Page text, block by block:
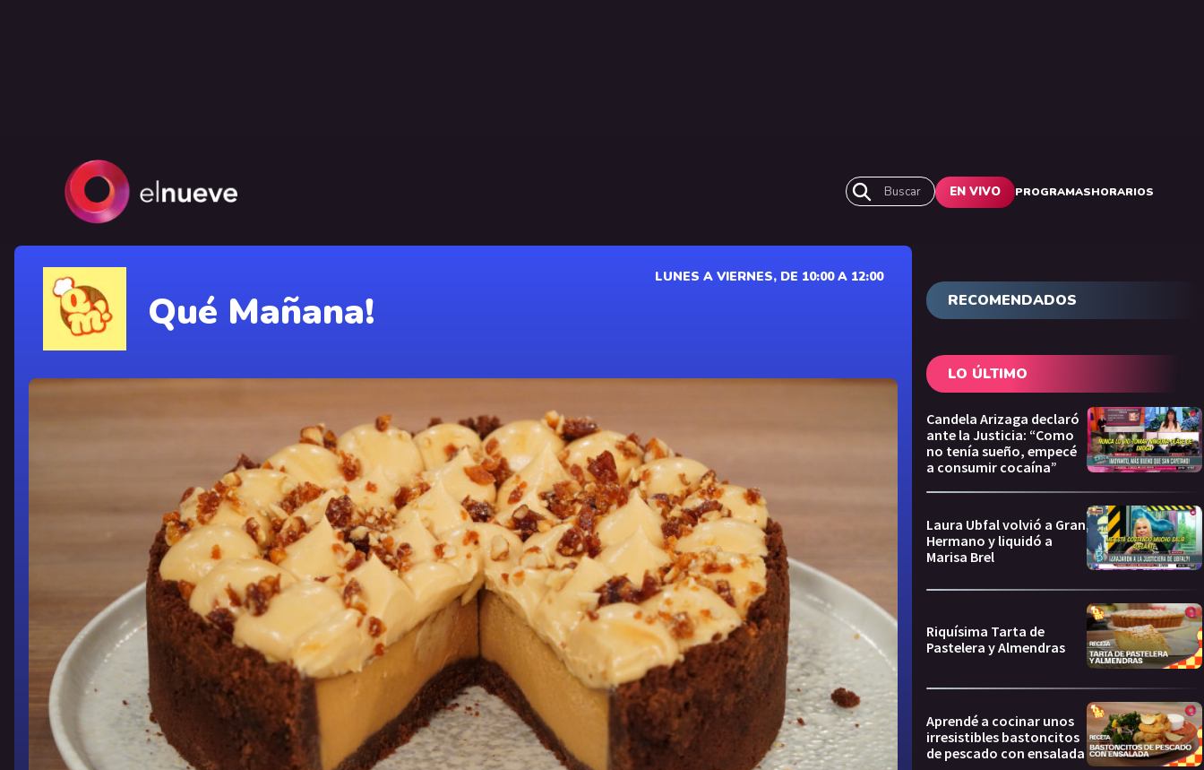
Buscar EN VIVO PROGRAMASHORARIOS
Qué Mañana!
LUNES A VIERNES, DE 10:00 A 12:00
RECOMENDADOS
LO ÚLTIMO
Candela Arizaga declaró
ante la Justicia: “Como
no tenía sueño, empecé
a consumir cocaína”
Laura Ubfal volvió a Gran
Hermano y liquidó a
Marisa Brel
Riquísima Tarta de
Pastelera y Almendras
Aprendé a cocinar unos
irresistibles bastoncitos
de pescado con ensalada